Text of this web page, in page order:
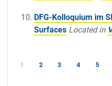
DFG-Kolloquium im
Surfaces Located in
1 2 3 4 5